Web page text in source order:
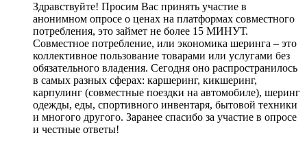
Здравствуйте! Просим Вас принять участие в
анонимном опросе о ценах на платформах совместного
потребления, это займет не более 15 МИНУТ.
Совместное потребление, или экономика шеринга – это
коллективное пользование товарами или услугами без
обязательного владения. Сегодня оно распространилось
в самых разных сферах: каршеринг, кикшеринг,
карпулинг (совместные поездки на автомобиле), шеринг
одежды, еды, спортивного инвентаря, бытовой техники
и многого другого. Заранее спасибо за участие в опросе
и честные ответы!